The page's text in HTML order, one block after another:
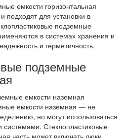
емкости горизонтальная
подходят для установки в
подземные
в системах хранения и
и герметичность.
подземные
емкости наземная — не
но могут использоваться
Стеклопластиковые